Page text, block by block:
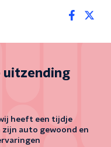
uitzending
heeft een tijdje
auto gewoond en